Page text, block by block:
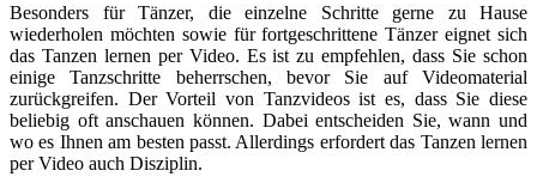
Besonders für Tänzer, die einzelne Schritte gerne zu Hause
wiederholen möchten sowie für fortgeschrittene Tänzer eignet sich
das Tanzen lernen per Video. Es ist zu empfehlen, dass Sie schon
einige Tanzschritte beherrschen, bevor Sie auf Videomaterial
zurückgreifen. Der Vorteil von Tanzvideos ist es, dass Sie diese
beliebig oft anschauen können. Dabei entscheiden Sie, wann und
wo es Ihnen am besten passt. Allerdings erfordert das Tanzen lernen
per Video auch Disziplin.